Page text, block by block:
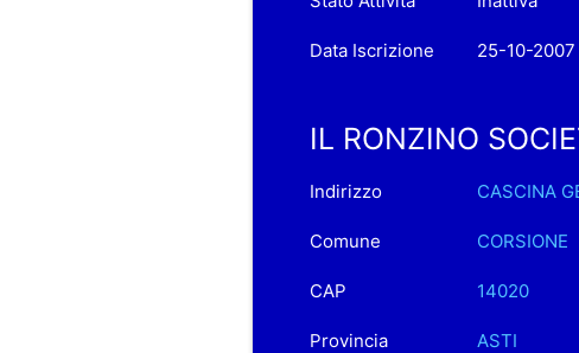
Data Iscrizione 25-10-2007
IL RONZINO
Indirizzo CASCINA
Comune CORSIONE
CAP 14020
Provincia ASTI